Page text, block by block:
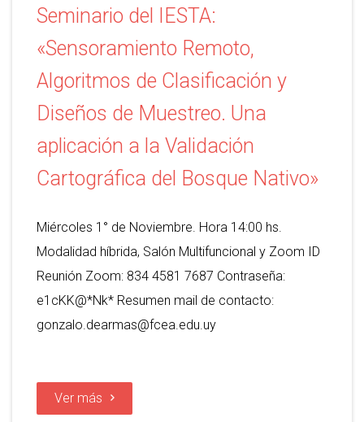
Seminario del IESTA:
«Sensoramiento Remoto,
Algoritmos de Clasificación y
Diseños de Muestreo. Una
aplicación a la Validación
Cartográfica del Bosque Nativo»
Miércoles 1° de Noviembre. Hora 14:00 hs.
Modalidad híbrida, Salón Multifuncional y Zoom ID
Reunión Zoom: 834 4581 7687 Contraseña:
e1cKK@*Nk* Resumen mail de contacto:
gonzalo.dearmas@fcea.edu.uy
Ver más